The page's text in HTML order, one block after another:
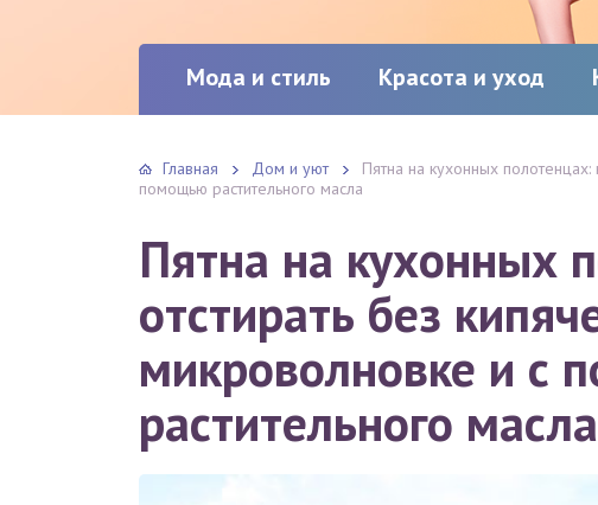
Мода и стиль Красота и уход
Главная Дом и уют
Пятна на кухонных полотенцах:
помощью растительного масла
Пятна на кухонных
отстирать без
микроволновке и с
растительного масла